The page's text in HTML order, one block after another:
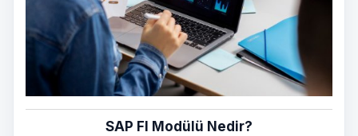
SAP FI Modülü Nedir?